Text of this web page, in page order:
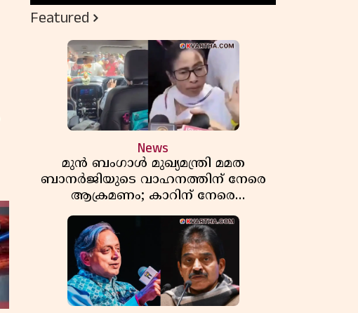
Featured
News
മുൻ ബംഗാൾ മുഖ്യമന്ത്രി മമത
ബാനർജിയുടെ വാഹനത്തിന് നേരെ
ആക്രമണം; കാറിന് നേരെ
പാഞ്ഞുകയറി അക്രമികൾ